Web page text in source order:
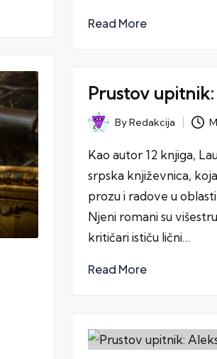
Read More
Prustov
PostedByRedakcija
Kao autor 12 knjiga,
srpska književnica,
prozu i radove u
Njeni romani su
kritičari ističu lični…
Read More